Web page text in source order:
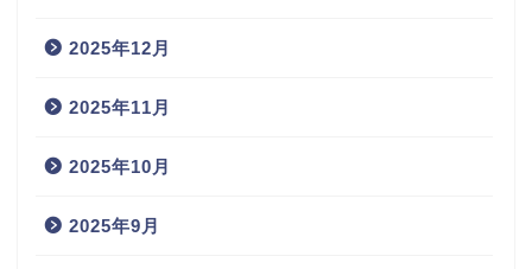
2025年12月
2025年11月
2025年10月
2025年9月